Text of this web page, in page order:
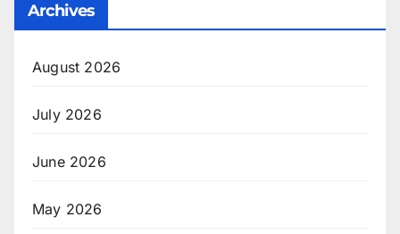
Archives
August 2026
July 2026
June 2026
May 2026